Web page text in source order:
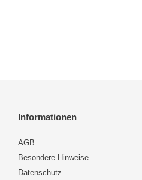
Informationen
AGB
Besondere Hinweise
Datenschutz